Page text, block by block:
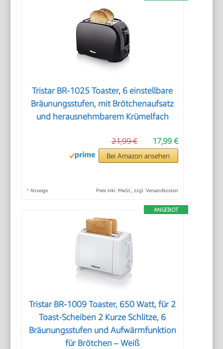
Tristar BR-1025 Toaster, 6 einstellbare
Bräunungsstufen, mit Brötchenaufsatz
und herausnehmbarem Krümelfach
17,99 €
21,99 €
Bei Amazon ansehen
* Anzeige Preis inkl. MwSt., zzgl. Versandkosten
ANGEBOT
Tristar BR-1009 Toaster, 650 Watt, für 2
Toast-Scheiben 2 Kurze Schlitze, 6
Bräunungsstufen und Aufwärmfunktion
für Brötchen – Weiß